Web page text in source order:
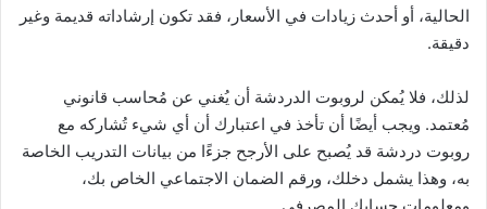
الحالية، أو أحدث زيادات في الأسعار، فقد تكون إرشاداته قديمة وغير
دقيقة.
لذلك، فلا يُمكن لروبوت الدردشة أن يُغني عن مُحاسب قانوني
مُعتمد. ويجب أيضًا أن تأخذ في اعتبارك أن أي شيء تُشاركه مع
روبوت دردشة قد يُصبح على الأرجح جزءًا من بيانات التدريب الخاصة
به، وهذا يشمل دخلك، ورقم الضمان الاجتماعي الخاص بك،